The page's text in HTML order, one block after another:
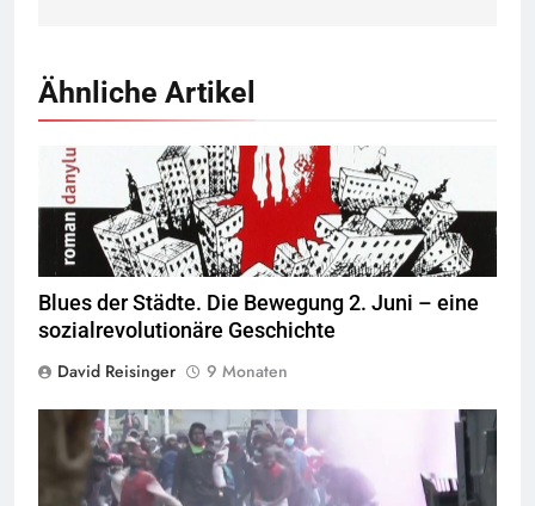
Ähnliche Artikel
Blues der Städte. Die Bewegung 2. Juni – eine
sozialrevolutionäre Geschichte
David Reisinger
9 Monaten
Quelle